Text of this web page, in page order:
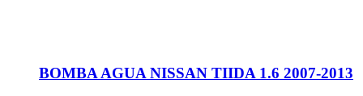
BOMBA AGUA NISSAN TIIDA 1.6 2007-2013